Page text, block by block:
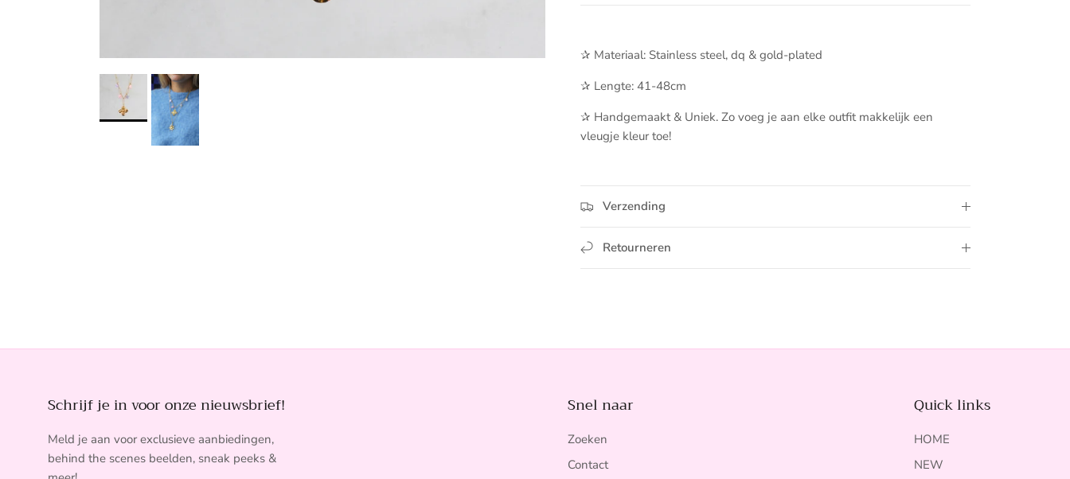
✰ Materiaal: Stainless steel, dq & gold-plated
✰ Lengte: 41-48cm
✰ Handgemaakt & Uniek. Zo voeg je aan elke outfit makkelijk een
vleugje kleur toe!
Verzending
Retourneren
Schrijf je in voor onze nieuwsbrief!
Meld je aan voor exclusieve aanbiedingen,
behind the scenes beelden, sneak peeks &
Snel naar
Zoeken
Contact
Quick links
HOME
NEW